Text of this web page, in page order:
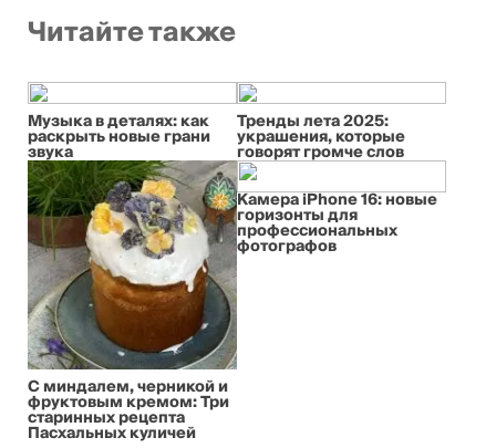
Читайте также
Музыка в деталях: как
раскрыть новые грани
звука
Тренды лета 2025:
украшения, которые
говорят громче слов
С миндалем, черникой и
фруктовым кремом: Три
старинных рецепта
Пасхальных куличей
Камера iPhone 16: новые
горизонты для
профессиональных
фотографов